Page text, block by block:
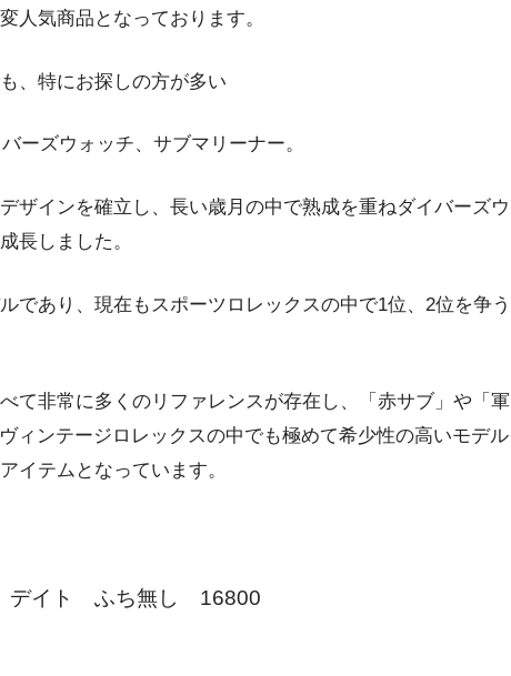
人気商品となっております。
、特にお探しの方が多い
ーズウォッチ、サブマリーナー。
ザインを確立し、長い歳月の中で熟成を重ねダイバーズウ
長しました。
であり、現在もスポーツロレックスの中で1位、2位を争う
て非常に多くのリファレンスが存在し、「赤サブ」や「軍
ィンテージロレックスの中でも極めて希少性の高いモデル
イテムとなっています。
デイト ふち無し 16800